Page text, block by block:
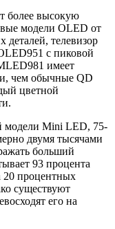
более высокую
модели OLED от
деталей, телевизор
с пиковой
имеет
чем обычные QD
цветной
модели Mini LED, 75-
двумя тысячами
больший
93 процента
20 процентных
существуют
его на